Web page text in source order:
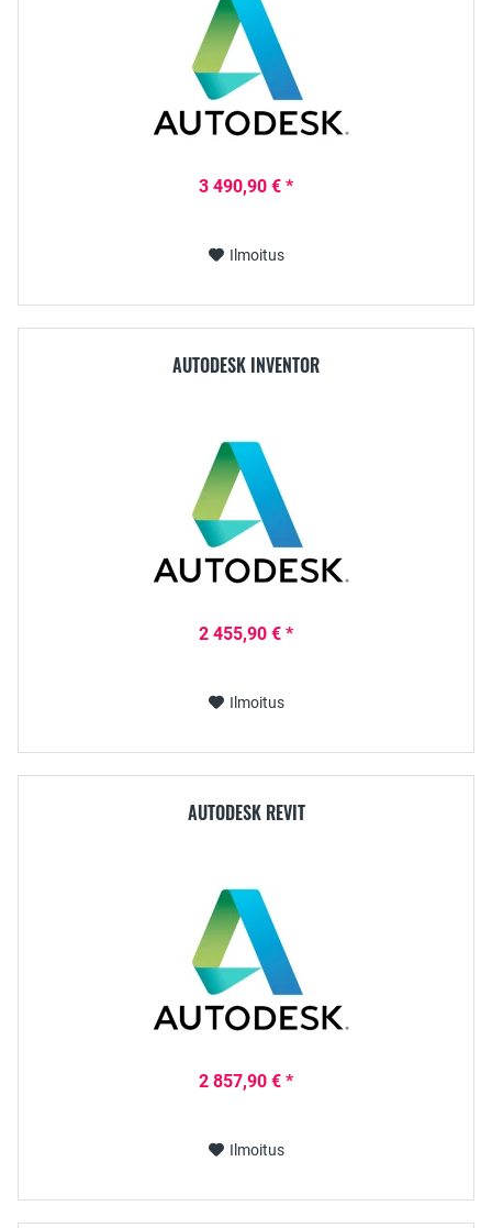
3 490,90 € *
Ilmoitus
AUTODESK INVENTOR
2 455,90 € *
Ilmoitus
AUTODESK REVIT
2 857,90 € *
Ilmoitus